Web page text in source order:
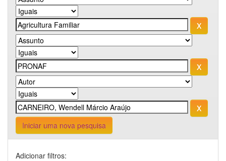
Iniciar uma nova pesquisa
Adicionar filtros: